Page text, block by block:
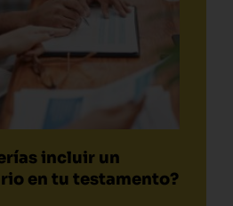
incluir un
en tu testamento?